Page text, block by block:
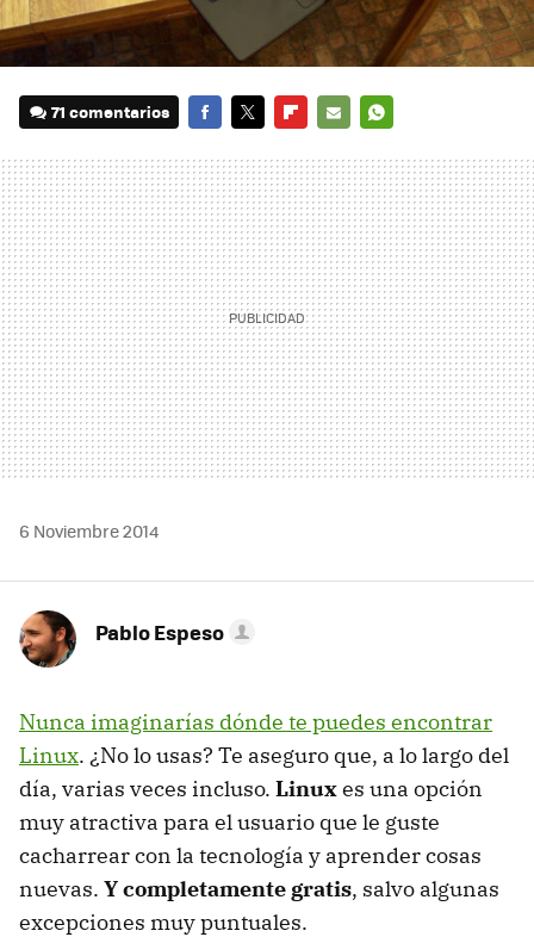
71 comentarios
MAIL
6 Noviembre 2014
Pablo Espeso
Nunca imaginarías dónde te puedes encontrar
Linux. ¿No lo usas? Te aseguro que, a lo largo del
día, varias veces incluso. Linuxes una opción
muy atractiva para el usuario que le guste
cacharrear con la tecnología y aprender cosas
nuevas. Y completamente gratis, salvo algunas
excepciones muy puntuales.